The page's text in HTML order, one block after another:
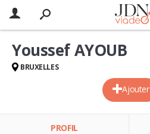
Ajouter
Youssef AYOUB
BRUXELLES
PROFIL